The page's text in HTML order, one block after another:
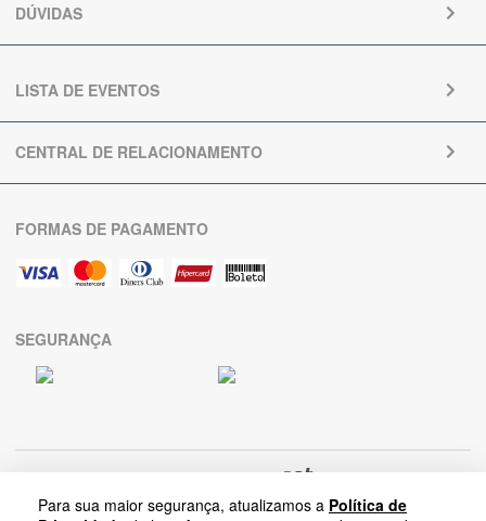
Para sua maior segurança, atualizamos a Política de
DÚVIDAS
LISTA DE EVENTOS
CENTRAL DE RELACIONAMENTO
FORMAS DE PAGAMENTO
SEGURANÇA